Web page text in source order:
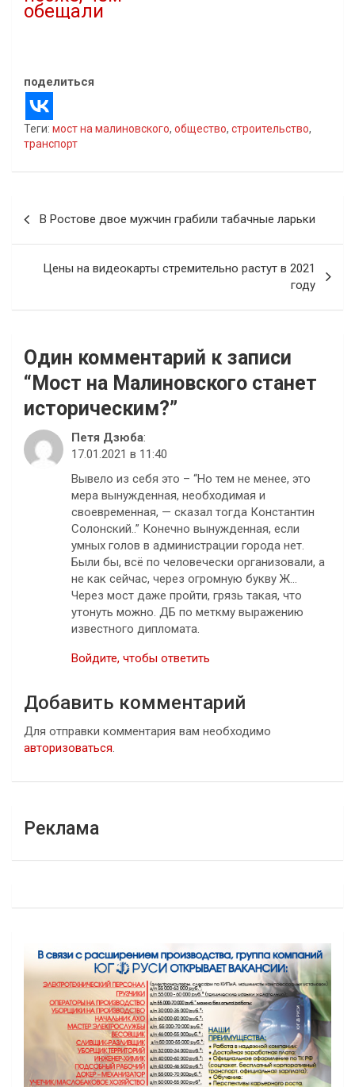
обещали
поделиться
Теги: мост на малиновского, общество, строительство,
транспорт
записям
В Ростове двое мужчин грабили табачные ларьки
Цены на видеокарты стремительно растут в 2021
году
Один комментарий к записи
“ Мост на Малиновского станет
историческим?”
Петя Дзюба:
17.01.2021 в 11:40
Вывело из себя это – “Но тем не менее, это
мера вынужденная, необходимая и
своевременная, — сказал тогда Константин
Солонский..” Конечно вынужденная, если
умных голов в администрации города нет.
Были бы, всё по человечески организовали, а
не как сейчас, через огромную букву Ж…
Через мост даже пройти, грязь такая, что
утонуть можно. ДБ по меткму выражению
известного дипломата.
Войдите, чтобы ответить
Добавить комментарий
Для отправки комментария вам необходимо
авторизоваться.
Реклама